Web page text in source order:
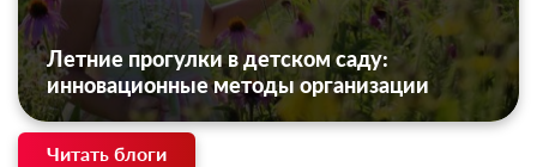
Летние прогулки в детском саду:
инновационные методы организации
Читать блоги